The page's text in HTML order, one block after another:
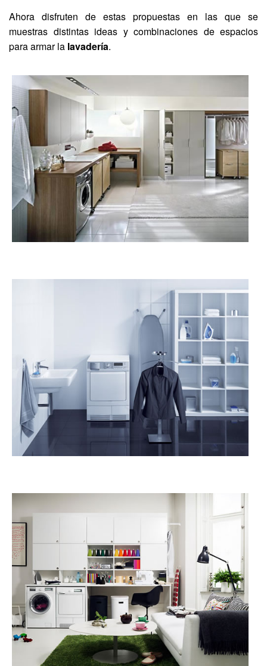
Ahora disfruten de estas propuestas en las que se
muestras distintas ideas y combinaciones de espacios
para armar la lavadería.